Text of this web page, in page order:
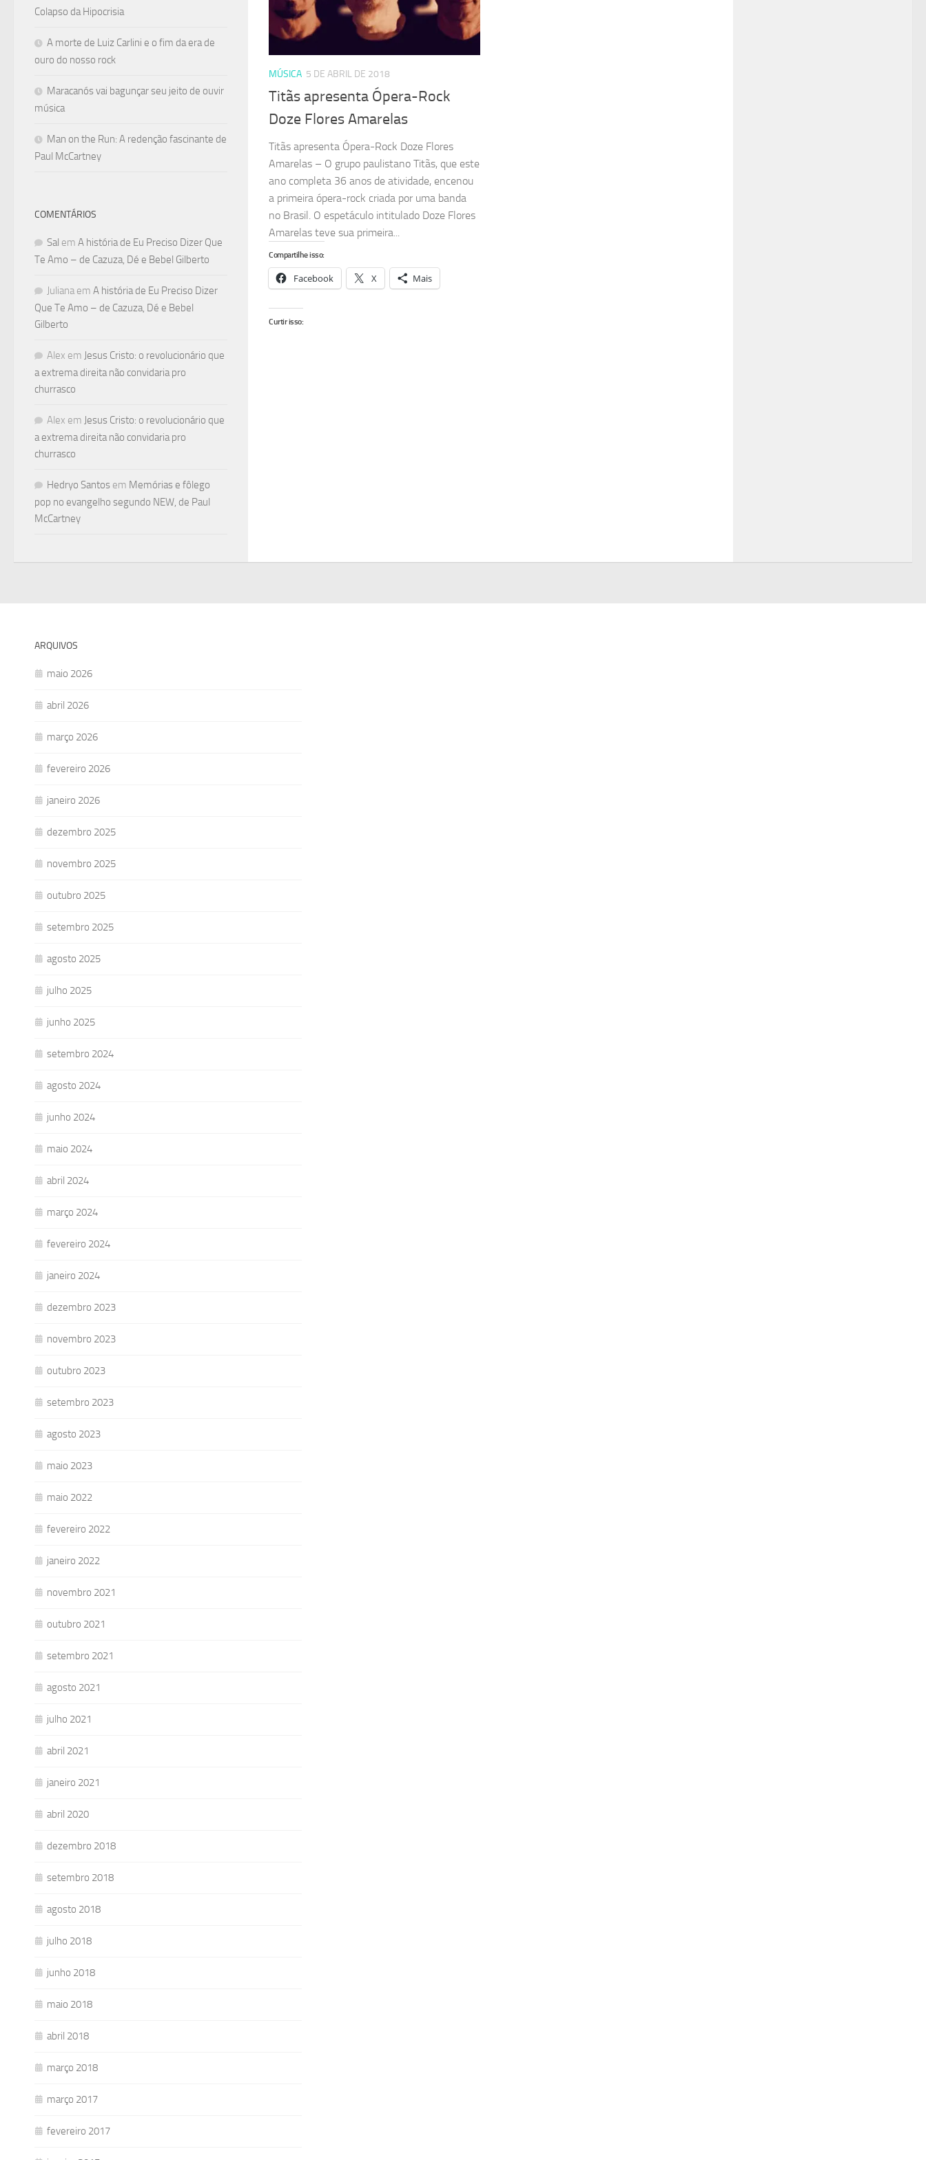
MÚSICA 5 DE ABRIL DE 2018
Titãs apresenta Ópera-Rock
Doze Flores Amarelas
Titãs apresenta Ópera-Rock Doze Flores
Amarelas – O grupo paulistano Titãs, que este
ano completa 36 anos de atividade, encenou
a primeira ópera-rock criada por uma banda
no Brasil. O espetáculo intitulado Doze Flores
Amarelas teve sua primeira...
Compartilhe isso:
Facebook X Mais
Curtir isso:
Colapso da Hipocrisia
A morte de Luiz Carlini e o fim da era de
ouro do nosso rock
Maracanós vai bagunçar seu jeito de ouvir
música
Man on the Run: A redenção fascinante de
Paul McCartney
COMENTÁRIOS
Sal em A história de Eu Preciso Dizer Que
Te Amo – de Cazuza, Dé e Bebel Gilberto
Juliana em A história de Eu Preciso Dizer
Que Te Amo – de Cazuza, Dé e Bebel
Gilberto
Alex em Jesus Cristo: o revolucionário que
a extrema direita não convidaria pro
churrasco
Alex em Jesus Cristo: o revolucionário que
a extrema direita não convidaria pro
churrasco
Hedryo Santos em Memórias e fôlego
pop no evangelho segundo NEW, de Paul
McCartney
ARQUIVOS
maio 2026
abril 2026
março 2026
fevereiro 2026
janeiro 2026
dezembro 2025
novembro 2025
outubro 2025
setembro 2025
agosto 2025
julho 2025
junho 2025
setembro 2024
agosto 2024
junho 2024
maio 2024
abril 2024
março 2024
fevereiro 2024
janeiro 2024
dezembro 2023
novembro 2023
outubro 2023
setembro 2023
agosto 2023
maio 2023
maio 2022
fevereiro 2022
janeiro 2022
novembro 2021
outubro 2021
setembro 2021
agosto 2021
julho 2021
abril 2021
janeiro 2021
abril 2020
dezembro 2018
setembro 2018
agosto 2018
julho 2018
junho 2018
maio 2018
abril 2018
março 2018
março 2017
fevereiro 2017